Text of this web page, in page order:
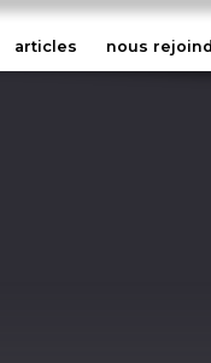
articles nous